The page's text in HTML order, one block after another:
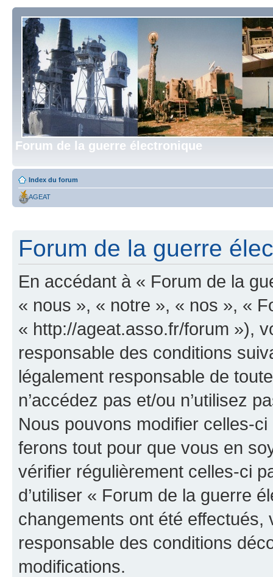
Forum de la guerre électronique
Index du forum
AGEAT
Forum de la guerre
En accédant à « Forum de la
« nous », « notre », « nos », «
« http://ageat.asso.fr/forum »),
responsable des conditions
légalement responsable de
n’accédez pas et/ou n’utilisez
Nous pouvons modifier celles-
ferons tout pour que vous en
vérifier régulièrement celles-ci
d’utiliser « Forum de la guerre
changements ont été effectués,
responsable des conditions
modifications.